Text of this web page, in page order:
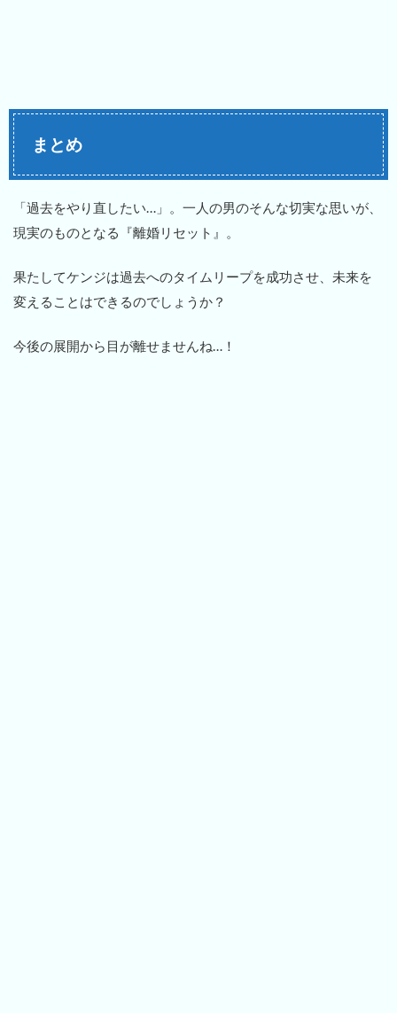
まとめ
「過去をやり直したい…」。一人の男のそんな切実な思いが、
現実のものとなる『離婚リセット』。
果たしてケンジは過去へのタイムリープを成功させ、未来を
変えることはできるのでしょうか？
今後の展開から目が離せませんね…！